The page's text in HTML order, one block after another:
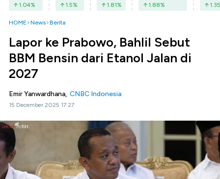
1.04% 1.5% 1.81% 1.88% 1.35
HOME News Berita
Lapor ke Prabowo, Bahlil Sebut
BBM Bensin dari Etanol Jalan di
2027
Emir Yanwardhana, CNBC Indonesia
15 December 2025 17:27